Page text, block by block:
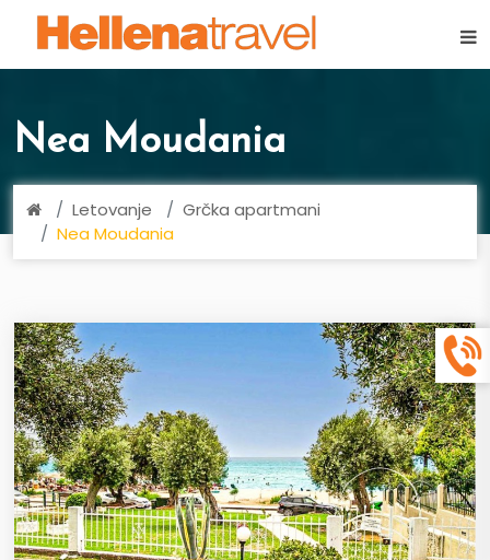
Nea Moudania
Letovanje
Grčka apartmani
Nea Moudania